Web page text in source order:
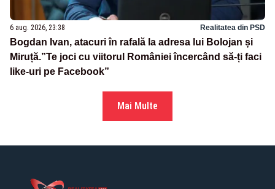
6 aug. 2026, 23:38 Realitatea din PSD
Bogdan Ivan, atacuri în rafală la adresa lui Bolojan și
Miruță.”Te joci cu viitorul României încercând să-ți faci
like-uri pe Facebook”
Mai Multe